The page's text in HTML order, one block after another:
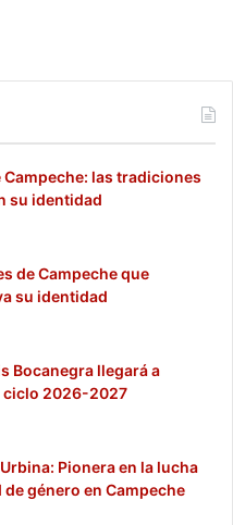
las tradiciones
su identidad
de Campeche que
su identidad
Bocanegra llegará a
ciclo 2026-2027
Pionera en la lucha
género en Campeche